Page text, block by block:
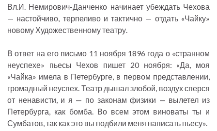
Вл.И. Немирович-Данченко начинает убеждать Чехова
— настойчиво, терпеливо и тактично — отдать «Чайку»
новому Художественному театру.
В ответ на его письмо 11 ноября 1896 года о «странном
неуспехе» пьесы Чехов пишет 20 ноября: «Да, моя
«Чайка» имела в Петербурге, в первом представлении,
громадный неуспех. Театр дышал злобой, воздух сперся
от ненависти, и я — по законам физики — вылетел из
Петербурга, как бомба. Во всем этом виноваты ты и
Сумбатов, так как это вы подбили меня написать пьесу».